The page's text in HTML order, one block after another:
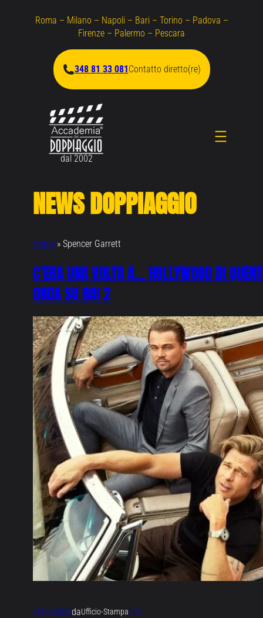
Roma – Milano – Napoli – Bari – Torino – Padova –
Firenze – Palermo – Pescara
348 81 33 081Contatto diretto(re)
dal 2002
NEWS DOPPIAGGIO
Home » Spencer Garrett
C’ERA UNA VOLTA A… HOLLYWOOD DI
ONDA SU RAI 2
19/12/2023daUfficio-StampaInfo